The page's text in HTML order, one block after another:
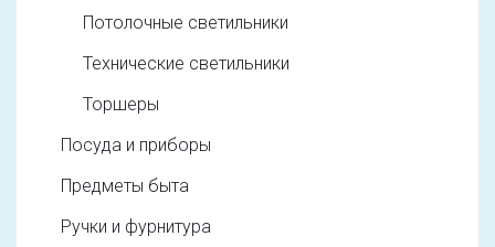
Потолочные светильники
Технические светильники
Торшеры
Посуда и приборы
Предметы быта
Ручки и фурнитура